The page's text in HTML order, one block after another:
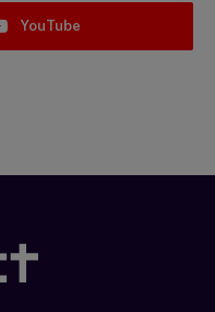
YouTube